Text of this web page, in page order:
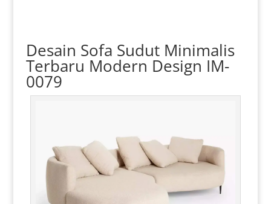
Desain Sofa Sudut Minimalis
Terbaru Modern Design IM-
0079